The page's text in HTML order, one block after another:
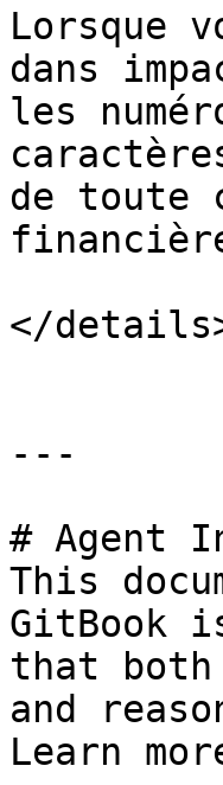
Lorsque
dans
les
de toute
</
---
# Agent
This
GitBook
that both
and
Learn